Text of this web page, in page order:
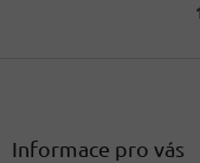
Informace pro vás